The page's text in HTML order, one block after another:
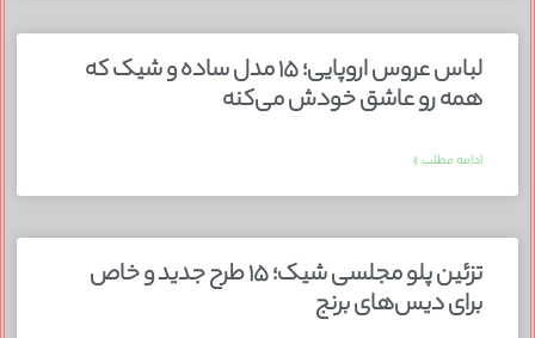
لباس عروس اروپایی؛ ۱۵ مدل ساده و شیک که
همه رو عاشق خودش می‌کنه
ادامه مطلب »
تزئین پلو مجلسی شیک؛ ۱۵ طرح جدید و خاص
برای دیس‌های برنج